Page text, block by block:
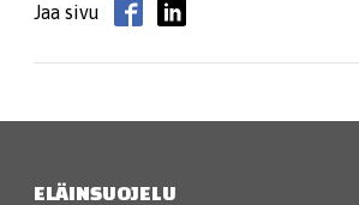
Jaa sivu
ELÄINSUOJELU